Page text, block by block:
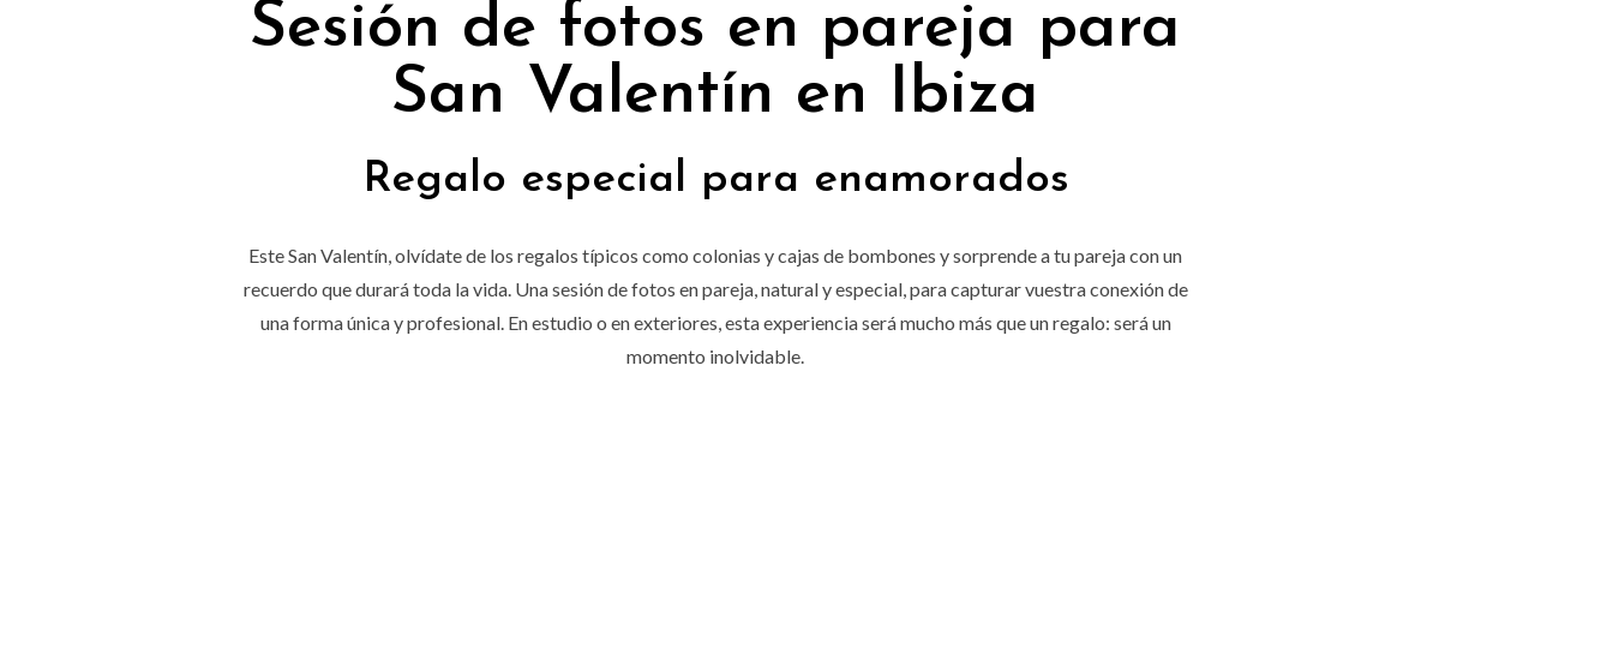
Sesión de fotos en pareja para
San Valentín en Ibiza
Regalo especial para enamorados
Este San Valentín, olvídate de los regalos típicos como colonias y cajas de bombones y sorprende a tu pareja con un
recuerdo que durará toda la vida. Una sesión de fotos en pareja, natural y especial, para capturar vuestra conexión de
una forma única y profesional. En estudio o en exteriores, esta experiencia será mucho más que un regalo: será un
momento inolvidable.